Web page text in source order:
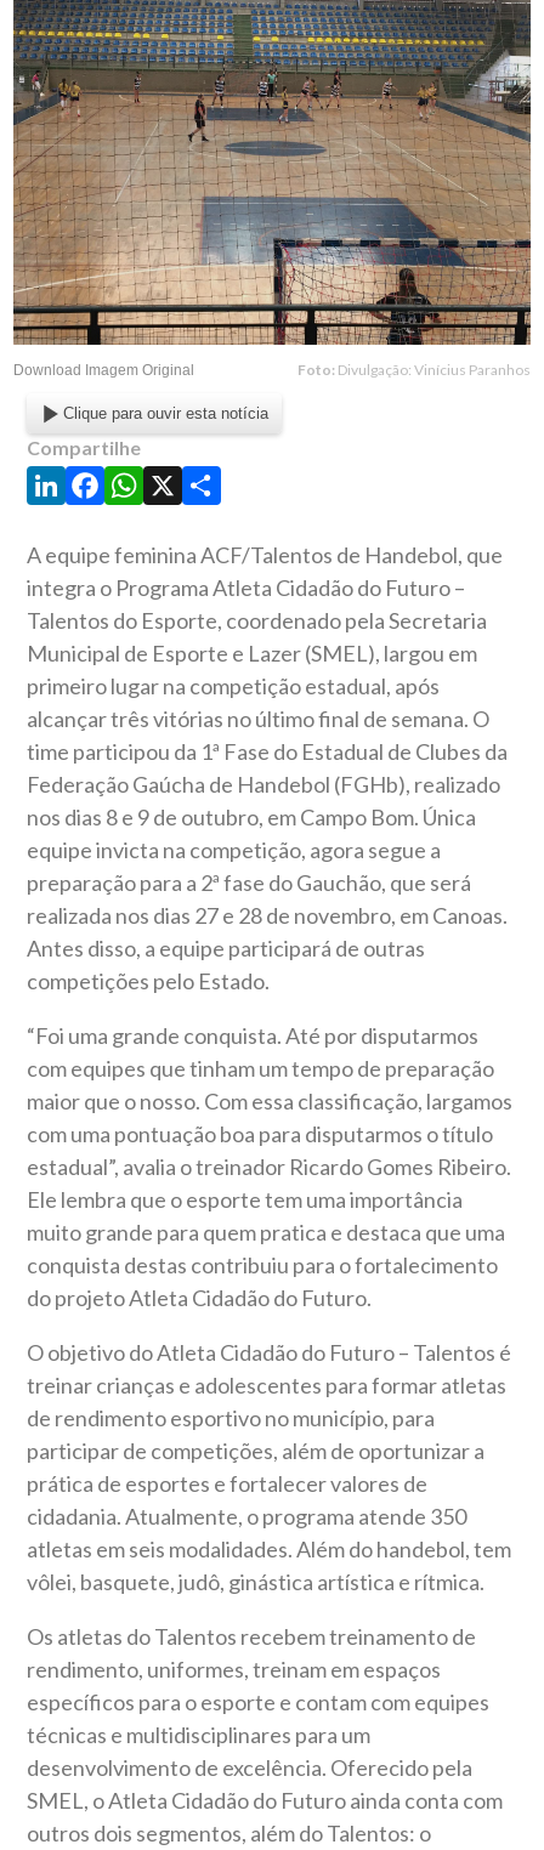
Download Imagem Original Foto: Divulgação: Vinícius Paranhos
Clique para ouvir esta notícia
Compartilhe
LinkedIn
Facebook
WhatsApp
X Share
A equipe feminina ACF/Talentos de Handebol, que
integra o Programa Atleta Cidadão do Futuro –
Talentos do Esporte, coordenado pela Secretaria
Municipal de Esporte e Lazer (SMEL), largou em
primeiro lugar na competição estadual, após
alcançar três vitórias no último final de semana. O
time participou da 1ª Fase do Estadual de Clubes da
Federação Gaúcha de Handebol (FGHb), realizado
nos dias 8 e 9 de outubro, em Campo Bom. Única
equipe invicta na competição, agora segue a
preparação para a 2ª fase do Gauchão, que será
realizada nos dias 27 e 28 de novembro, em Canoas.
Antes disso, a equipe participará de outras
competições pelo Estado.
“Foi uma grande conquista. Até por disputarmos
com equipes que tinham um tempo de preparação
maior que o nosso. Com essa classificação, largamos
com uma pontuação boa para disputarmos o título
estadual”, avalia o treinador Ricardo Gomes Ribeiro.
Ele lembra que o esporte tem uma importância
muito grande para quem pratica e destaca que uma
conquista destas contribuiu para o fortalecimento
do projeto Atleta Cidadão do Futuro.
O objetivo do Atleta Cidadão do Futuro – Talentos é
treinar crianças e adolescentes para formar atletas
de rendimento esportivo no município, para
participar de competições, além de oportunizar a
prática de esportes e fortalecer valores de
cidadania. Atualmente, o programa atende 350
atletas em seis modalidades. Além do handebol, tem
vôlei, basquete, judô, ginástica artística e rítmica.
Os atletas do Talentos recebem treinamento de
rendimento, uniformes, treinam em espaços
específicos para o esporte e contam com equipes
técnicas e multidisciplinares para um
desenvolvimento de excelência. Oferecido pela
SMEL, o Atleta Cidadão do Futuro ainda conta com
outros dois segmentos, além do Talentos: o